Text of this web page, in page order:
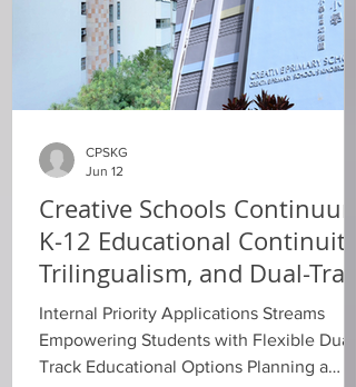
懂得解決問題」。要為孩子打造立足未來
（Future-proof）的核心競爭力，讓他們
為科技的主導者而非被動接收者，從幼兒
階段的思維啟蒙便顯得尤為重要。 這份對
園（CPSKG）一直堅持的「探究式學習」
為了讓幼兒在面對未來轉變時具備更強的
適應力，本校在日常教學中著重以下兩個
維度的培養： 系統化知識建構
透過引導孩子繪製思維導圖（Mind
Map），將日常生活中細碎、散落的知識
點進行聚焦與系統化整理。這項工具
Creative Schools Continuum:
K-12 Educational Continuity,
Trilingualism, and Dual-Track
Pathways
Internal Priority Applications Streams
Empowering Students with Flexible Dual-
Track Educational Options Planning a
CPSKG
Jun 12